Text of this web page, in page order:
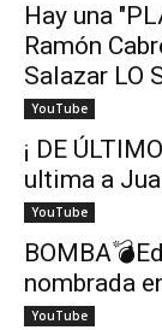
Hay una
Ramón
Salazar LO
YouTube
¡ DE
ultima a
YouTube
nombrada
YouTube